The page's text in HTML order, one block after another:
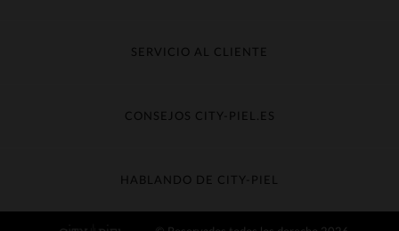
SERVICIO AL CLIENTE
Cambio & Reembolso
Contacte con el servicio de atención al cliente
CONSEJOS CITY-PIEL.ES
Guía de materiales
HABLANDO DE CITY-PIEL